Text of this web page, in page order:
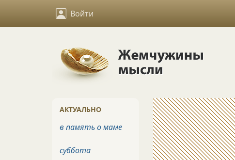
Войти
АКТУАЛЬНО
в память о маме
суббота